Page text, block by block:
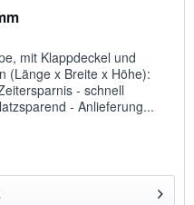
mit Klappdeckel und
(Länge x Breite x Höhe):
- schnell
- Anlieferung...